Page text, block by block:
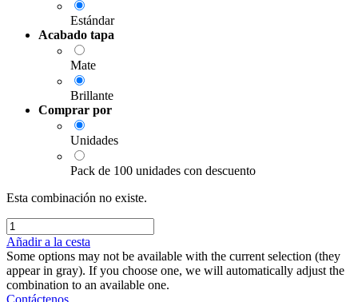
Estándar
Acabado tapa
Mate
Brillante
Comprar por
Unidades
Pack de 100 unidades con descuento
Esta combinación no existe.
Añadir a la cesta
Some options may not be available with the current selection (they
appear in gray). If you choose one, we will automatically adjust the
combination to an available one.